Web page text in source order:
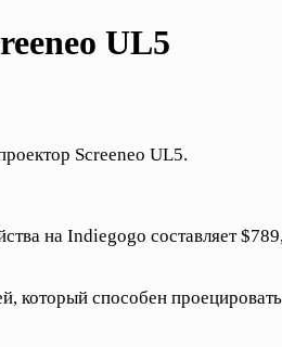
UL5
Screeneo UL5.
на Indiegogo составляет
который способен